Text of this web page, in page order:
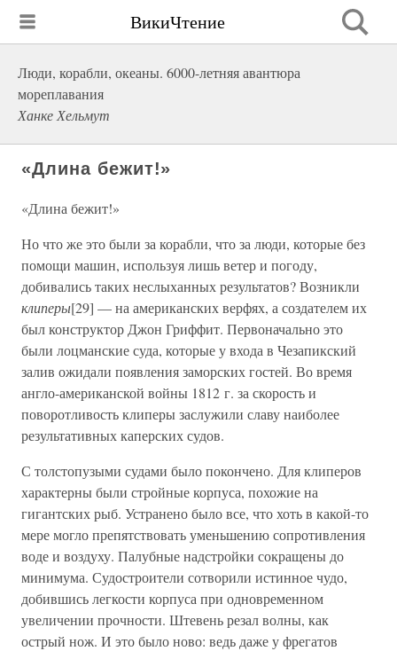
ВикиЧтение
Люди, корабли, океаны. 6000-летняя авантюра
мореплавания
Ханке Хельмут
«Длина бежит!»
«Длина бежит!»
Но что же это были за корабли, что за люди, которые без
помощи машин, используя лишь ветер и погоду,
добивались таких неслыханных результатов? Возникли
клиперы[29] — на американских верфях, а создателем их
был конструктор Джон Гриффит. Первоначально это
были лоцманские суда, которые у входа в Чезапикский
залив ожидали появления заморских гостей. Во время
англо-американской войны 1812 г. за скорость и
поворотливость клиперы заслужили славу наиболее
результативных каперских судов.
С толстопузыми судами было покончено. Для клиперов
характерны были стройные корпуса, похожие на
гигантских рыб. Устранено было все, что хоть в какой-то
мере могло препятствовать уменьшению сопротивления
воде и воздуху. Палубные надстройки сокращены до
минимума. Судостроители сотворили истинное чудо,
добившись легкости корпуса при одновременном
увеличении прочности. Штевень резал волны, как
острый нож. И это было ново: ведь даже у фрегатов